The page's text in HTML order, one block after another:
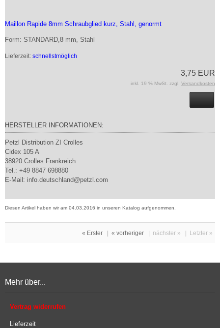
Maillon Rapide 8mm Schraubglied kurz, Stahl, genormt
Form: STANDARD,8 mm, Stahl
Lieferzeit: schnellstmöglich
3,75 EUR
inkl. 19 % MwSt. zzgl. Versandkosten
HERSTELLER INFORMATIONEN:
Petzl Distribution ZI Crolles
Cidex 105 A
38920 Crolles Frankreich
Tel.: +49 8847 698880
E-Mail: info.deutschland@petzl.com
Diesen Artikel haben wir am 04.03.2016 in unseren Katalog aufgenommen.
« Erster | « vorheriger | nächster » | Letzter »
Mehr über...
Vertrag widerrufen
Lieferzeit